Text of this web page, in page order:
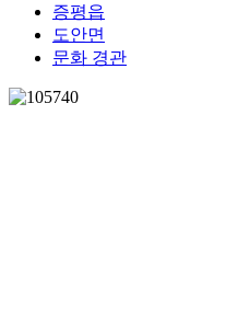
증평읍
도안면
문화 경관